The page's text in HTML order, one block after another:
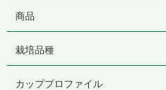
商品
栽培品種
カッププロファイル